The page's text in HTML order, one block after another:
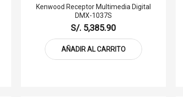
Kenwood Receptor Multimedia Digital
DMX-1037S
S/. 5,385.90
AÑADIR AL CARRITO